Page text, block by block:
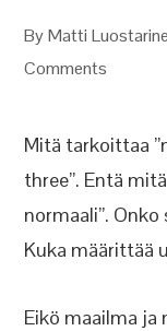
ByMatti
Comments
Mitä tarkoittaa
three”. Entä
normaali”. Onko
Kuka määrittää
Eikö maailma ja